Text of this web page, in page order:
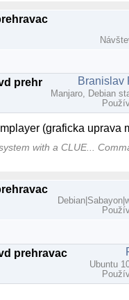
prehravac
Branislav
Manjaro, Debian
(graficka uprava
with a CLUE...
prehravac
Ubuntu